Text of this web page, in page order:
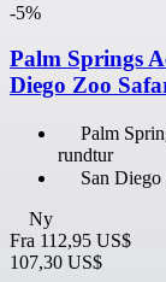
-5%
Palm Springs
Diego Zoo
Palm
rundtur
San
Ny
Fra 112,95 US$
107,30 US$